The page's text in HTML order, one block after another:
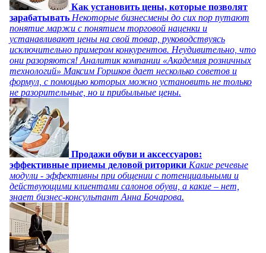
Как установить цены, которые позволят
зарабатывать Некоторые бизнесмены до сих пор путают
понятие маржи с понятием торговой наценки и
устанавливают цены на свой товар, руководствуясь
исключительно примером конкурентов. Неудивительно, что
они разоряются! Аналитик компании «Академия розничных
технологий» Максим Горшков дает несколько советов и
формул, с помощью которых можно установить не только
не разорительные, но и прибыльные цены.
Продажи обуви и аксессуаров:
эффективные приемы деловой риторики Какие речевые
модули - эффективны при общении с потенциальными и
действующими клиентами салонов обуви, а какие – нет,
знает бизнес-консультант Анна Бочарова.